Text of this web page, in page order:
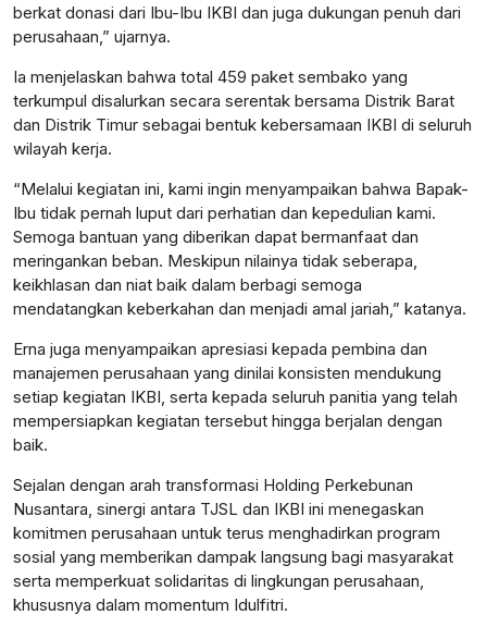
berkat donasi dari Ibu-Ibu IKBI dan juga dukungan penuh dari
perusahaan,” ujarnya.
Ia menjelaskan bahwa total 459 paket sembako yang
terkumpul disalurkan secara serentak bersama Distrik Barat
dan Distrik Timur sebagai bentuk kebersamaan IKBI di seluruh
wilayah kerja.
“Melalui kegiatan ini, kami ingin menyampaikan bahwa Bapak-
Ibu tidak pernah luput dari perhatian dan kepedulian kami.
Semoga bantuan yang diberikan dapat bermanfaat dan
meringankan beban. Meskipun nilainya tidak seberapa,
keikhlasan dan niat baik dalam berbagi semoga
mendatangkan keberkahan dan menjadi amal jariah,” katanya.
Erna juga menyampaikan apresiasi kepada pembina dan
manajemen perusahaan yang dinilai konsisten mendukung
setiap kegiatan IKBI, serta kepada seluruh panitia yang telah
mempersiapkan kegiatan tersebut hingga berjalan dengan
baik.
Sejalan dengan arah transformasi Holding Perkebunan
Nusantara, sinergi antara TJSL dan IKBI ini menegaskan
komitmen perusahaan untuk terus menghadirkan program
sosial yang memberikan dampak langsung bagi masyarakat
serta memperkuat solidaritas di lingkungan perusahaan,
khususnya dalam momentum Idulfitri.